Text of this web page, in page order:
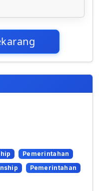
Pemerintahan
Pemerintahan